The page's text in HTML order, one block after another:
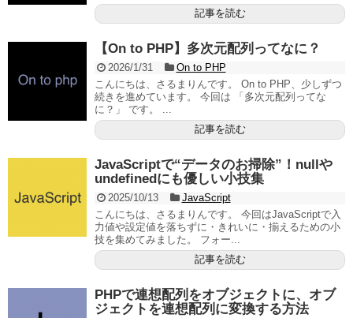
記事を読む
【On to PHP】多次元配列ってなに？
2026/1/31
On to PHP
こんにちは、さるまりんです。 On to PHP、少しずつ
続きを進めています。 今回は 「多次元配列ってな
に？」 です。 ...
記事を読む
JavaScriptで“データのお掃除”！nullや
undefinedにも優しい小技集
2025/10/13
JavaScript
こんにちは、さるまりんです。 今回はJavaScriptで入
力値や設定値を落ちずに・きれいに・揃えるための小
技を集めてみました。 フォー...
記事を読む
PHPで連想配列をオブジェクトに、オブ
ジェクトを連想配列に変換する方法